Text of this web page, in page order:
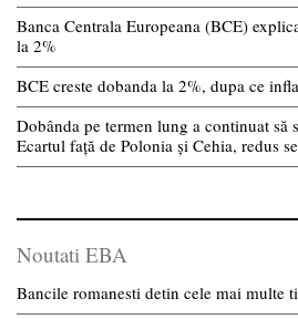
Banca Centrala Europeana (BCE)
la 2%
BCE creste dobanda la 2%, dupa ce
Dobânda pe termen lung a continuat să
Ecartul față de Polonia și Cehia, redus
Noutati EBA
Bancile romanesti detin cele mai multe